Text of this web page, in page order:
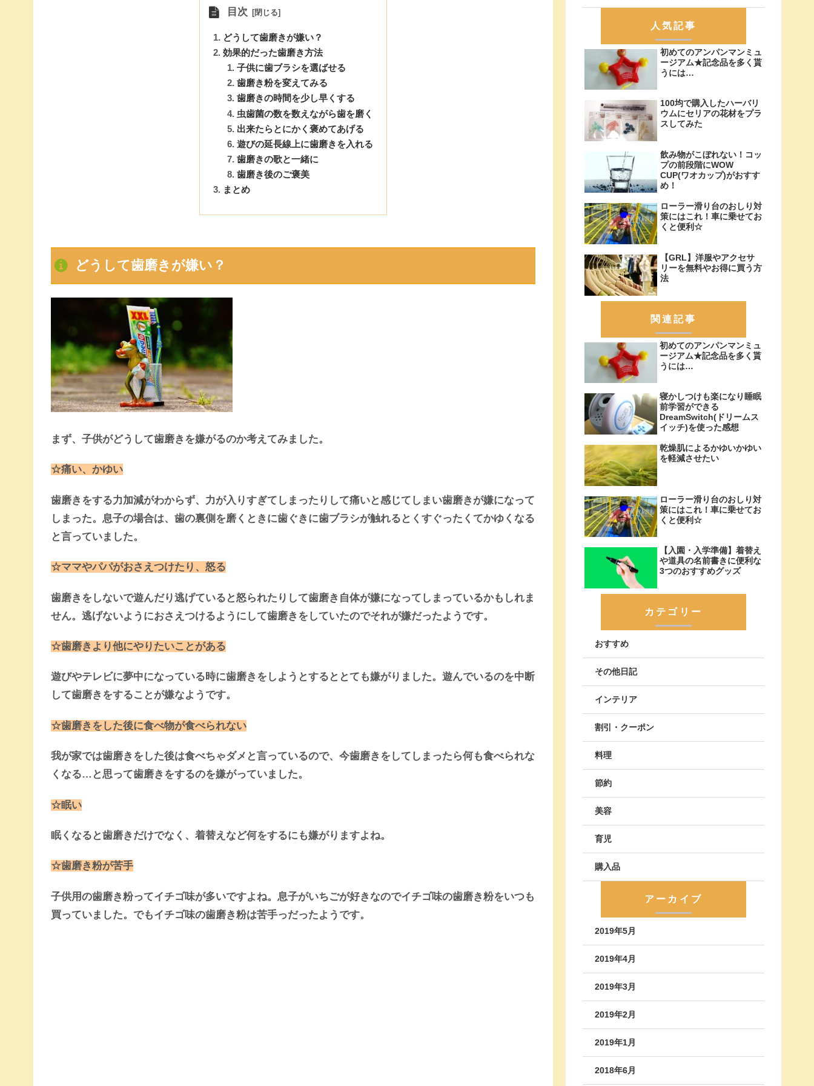
目次
どうして歯磨きが嫌い？
効果的だった歯磨き方法
子供に歯ブラシを選ばせる
歯磨き粉を変えてみる
歯磨きの時間を少し早くする
虫歯菌の数を数えながら歯を磨く
出来たらとにかく褒めてあげる
遊びの延長線上に歯磨きを入れる
歯磨きの歌と一緒に
歯磨き後のご褒美
まとめ
どうして歯磨きが嫌い？
まず、子供がどうして歯磨きを嫌がるのか考えてみました。
☆痛い、かゆい
歯磨きをする力加減がわからず、力が入りすぎてしまったりして痛いと感じてしまい歯磨きが嫌になって
しまった。息子の場合は、歯の裏側を磨くときに歯ぐきに歯ブラシが触れるとくすぐったくてかゆくなる
と言っていました。
☆ママやパパがおさえつけたり、怒る
歯磨きをしないで遊んだり逃げていると怒られたりして歯磨き自体が嫌になってしまっているかもしれま
せん。逃げないようにおさえつけるようにして歯磨きをしていたのでそれが嫌だったようです。
☆歯磨きより他にやりたいことがある
遊びやテレビに夢中になっている時に歯磨きをしようとするととても嫌がりました。遊んでいるのを中断
して歯磨きをすることが嫌なようです。
☆歯磨きをした後に食べ物が食べられない
我が家では歯磨きをした後は食べちゃダメと言っているので、今歯磨きをしてしまったら何も食べられな
くなる…と思って歯磨きをするのを嫌がっていました。
☆眠い
眠くなると歯磨きだけでなく、着替えなど何をするにも嫌がりますよね。
☆歯磨き粉が苦手
子供用の歯磨き粉ってイチゴ味が多いですよね。息子がいちごが好きなのでイチゴ味の歯磨き粉をいつも
買っていました。でもイチゴ味の歯磨き粉は苦手っだったようです。
人気記事
初めてのアンパンマンミュ
ージアム★記念品を多く貰
うには…
100均で購入したハーバリ
ウムにセリアの花材をプラ
スしてみた
飲み物がこぼれない！コッ
プの前段階にWOW
CUP(ワオカップ)がおすす
め！
ローラー滑り台のおしり対
策にはこれ！車に乗せてお
くと便利☆
【GRL】洋服やアクセサ
リーを無料やお得に買う方
法
関連記事
初めてのアンパンマンミュ
ージアム★記念品を多く貰
うには…
寝かしつけも楽になり睡眠
前学習ができる
DreamSwitch(ドリームス
イッチ)を使った感想
乾燥肌によるかゆいかゆい
を軽減させたい
ローラー滑り台のおしり対
策にはこれ！車に乗せてお
くと便利☆
【入園・入学準備】着替え
や道具の名前書きに便利な
3つのおすすめグッズ
カテゴリー
おすすめ
その他日記
インテリア
割引・クーポン
料理
節約
美容
育児
購入品
アーカイブ
2019年5月
2019年4月
2019年3月
2019年2月
2019年1月
2018年6月